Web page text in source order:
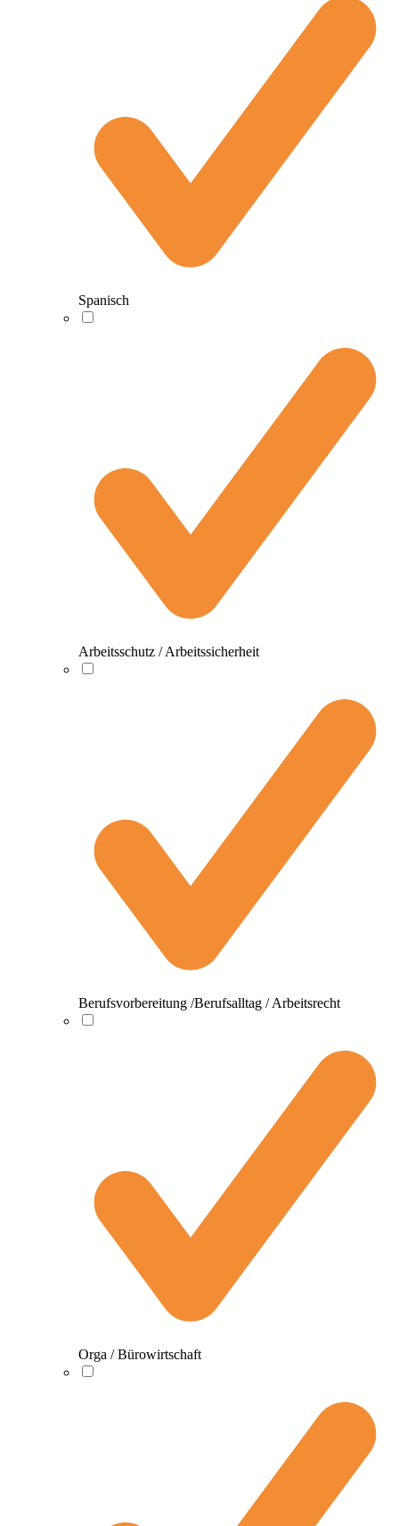
Spanisch
Arbeitsschutz / Arbeitssicherheit
Berufsvorbereitung /Berufsalltag / Arbeitsrecht
Orga / Bürowirtschaft